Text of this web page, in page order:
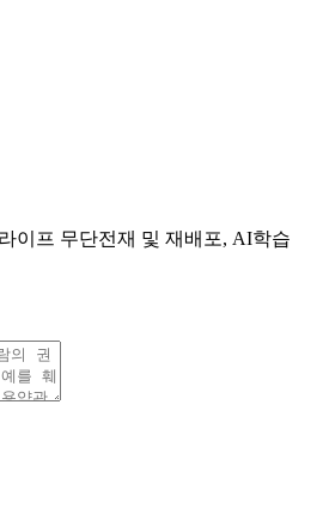
이프 무단전재 및 재배포, AI학습